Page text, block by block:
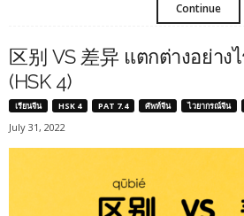
Continue
区别 VS 差异 แตกต่างอย่าง
(HSK 4)
เรียนจีน HSK 4 PAT 7.4 ศัพท์จีน ไวยากรณ์จีน
July 31, 2022